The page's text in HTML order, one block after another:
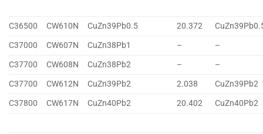
C36500 CW610N CuZn39Pb0.5 20.372
C37000
CW607N CuZn38Pb1 –
–
C37700
CW608N CuZn38Pb2 –
–
C37700
CW612N CuZn39Pb2 2.038
CuZn39Pb2
C37800
CW617N CuZn40Pb2 20.402 CuZn40Pb2